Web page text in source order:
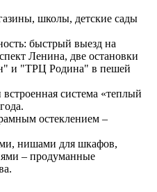
школы, детские сады
быстрый выезд на
Ленина, две остановки
и "ТРЦ Родина" в пешей
система «теплый
остеклением –
нишами для шкафов,
– продуманные